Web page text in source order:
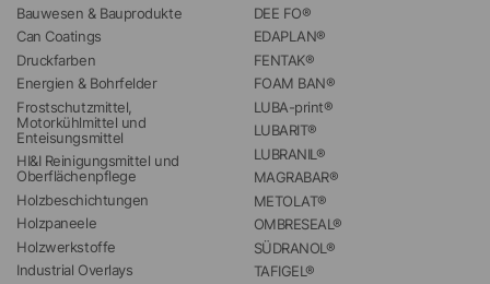
Bauwesen & Bauprodukte
Can Coatings
Druckfarben
Energien & Bohrfelder
Frostschutzmittel,
Motorkühlmittel und
Enteisungsmittel
HI&I Reinigungsmittel und
Oberflächenpflege
Holzbeschichtungen
Holzpaneele
Holzwerkstoffe
Industrial Overlays
DEE FO®
EDAPLAN®
FENTAK®
FOAM BAN®
LUBA-print®
LUBARIT®
LUBRANIL®
MAGRABAR®
METOLAT®
OMBRESEAL®
SÜDRANOL®
TAFIGEL®